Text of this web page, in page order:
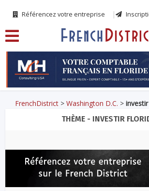
Référencez votre entreprise
FrenchDistrict >Washington D.C. >
THÈME - INVESTIR